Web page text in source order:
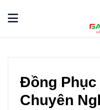
Đồng
Chuyên